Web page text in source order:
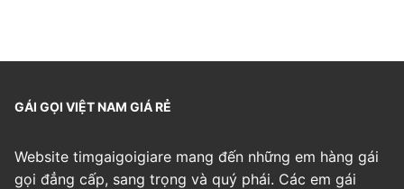
GÁI GỌI VIỆT NAM GIÁ RẺ
Website timgaigoigiare mang đến những em hàng gái
gọi đẳng cấp, sang trọng và quý phái. Các em gái